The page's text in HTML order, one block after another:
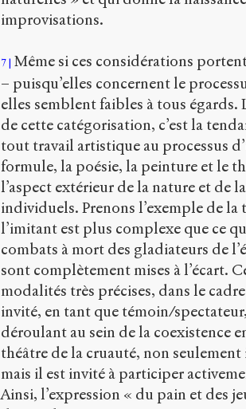
improvisations.
7 Même si ces considérations
– puisqu’elles concernent le
elles semblent faibles à tous
de cette catégorisation, c’est la
tout travail artistique au processus
formule, la poésie, la peinture et le
l’aspect extérieur de la nature et de
individuels. Prenons l’exemple de
l’imitant est plus complexe que ce
combats à mort des gladiateurs de
sont complètement mises à l’écart.
modalités très précises, dans le
invité, en tant que témoin/
déroulant au sein de la coexistence
théâtre de la cruauté, non
mais il est invité à participer
Ainsi, l’expression « du pain et des